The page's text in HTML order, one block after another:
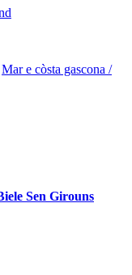
Mar e còsta gascona /
Sen Girouns